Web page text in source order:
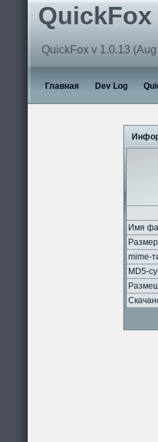
QuickFox
QuickFox v 1.0.13
Главная Dev Log
Имя
mime-
MD5-